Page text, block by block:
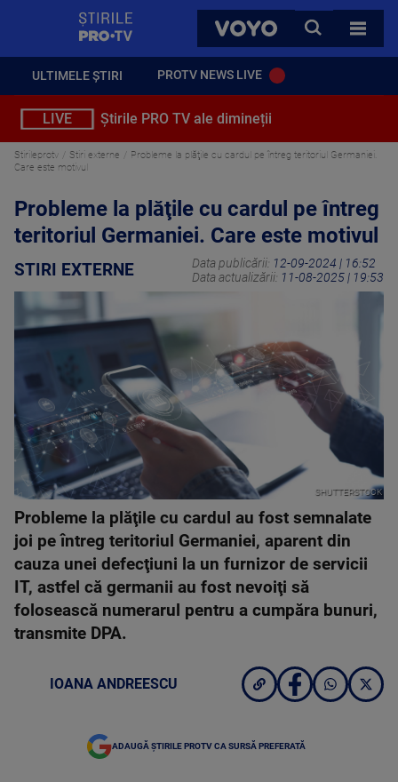
VOYO
CAUTA
TOATE
ULTIMELE ȘTIRI PROTV NEWS LIVE
LIVE Știrile PRO TV ale dimineții
Stirileprotv Stiri externe
Probleme la plăţile cu cardul pe întreg teritoriul Germaniei.
Care este motivul
Probleme la plăţile cu cardul pe întreg
teritoriul Germaniei. Care este motivul
STIRI EXTERNE Data publicării: 12-09-2024 | 16:52
Data actualizării: 11-08-2025 | 19:53
SHUTTERSTOCK
Probleme la plăţile cu cardul au fost semnalate
joi pe întreg teritoriul Germaniei, aparent din
cauza unei defecţiuni la un furnizor de servicii
IT, astfel că germanii au fost nevoiţi să
folosească numerarul pentru a cumpăra bunuri,
transmite DPA.
IOANA ANDREESCU
ADAUGĂ ȘTIRILE PROTV CA SURSĂ PREFERATĂ